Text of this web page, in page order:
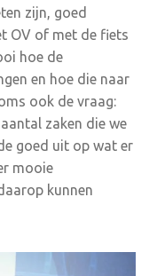
zijn, goed
OV of met de fiets
hoe de
en hoe die naar
ook de vraag:
zaken die we
goed uit op wat er
mooie
kunnen